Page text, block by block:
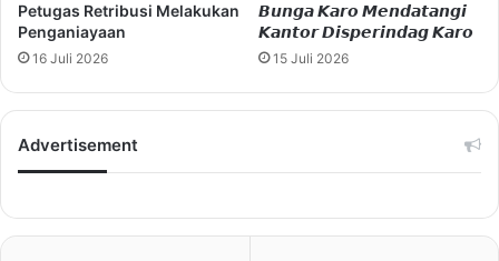
Petugas Retribusi Melakukan
Penganiayaan
16 Juli 2026
𝘽𝙪𝙣𝙜𝙖 𝙆𝙖𝙧𝙤 𝙈𝙚𝙣𝙙𝙖𝙩𝙖𝙣𝙜𝙞
𝙆𝙖𝙣𝙩𝙤𝙧 𝘿𝙞𝙨𝙥𝙚𝙧𝙞𝙣𝙙𝙖𝙜 𝙆𝙖𝙧𝙤
15 Juli 2026
Advertisement